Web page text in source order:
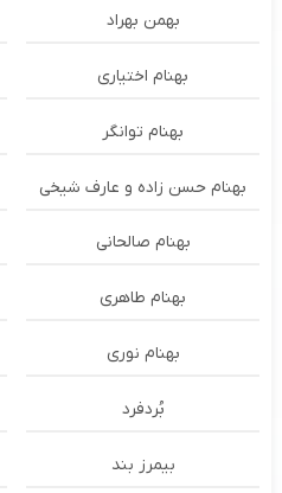
بهمن بهراد
بهنام اختیاری
بهنام توانگر
بهنام حسن زاده و عارف شیخی
بهنام صالحانی
بهنام طاهری
بهنام نوری
بُردفرد
بیمرز بند